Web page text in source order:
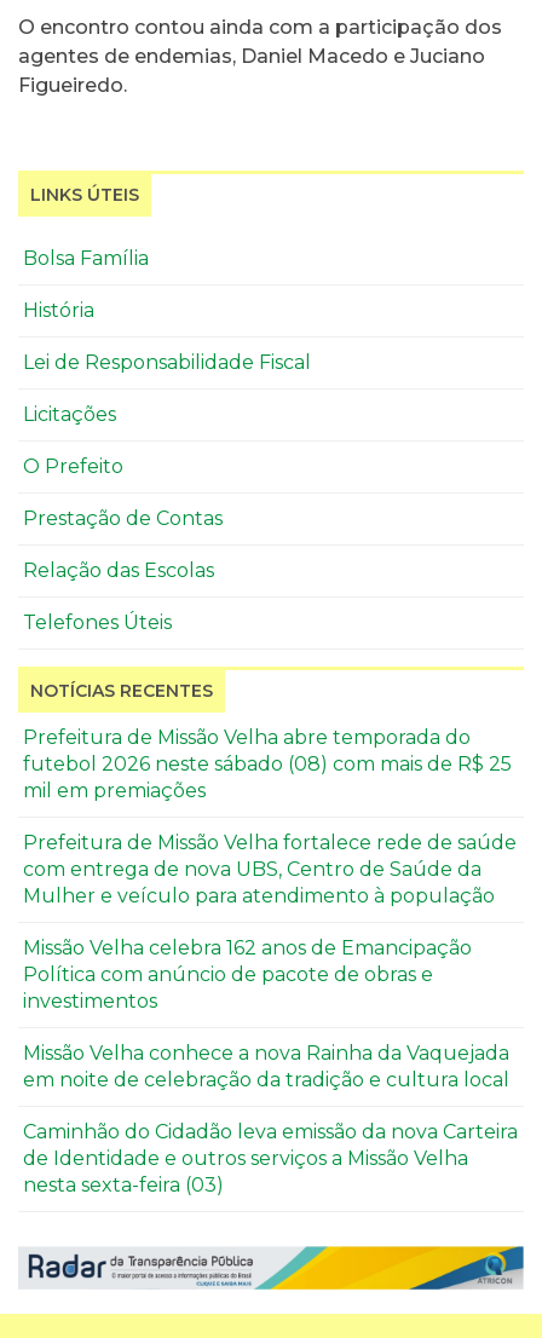
O encontro contou ainda com a participação dos
agentes de endemias, Daniel Macedo e Juciano
Figueiredo.
LINKS ÚTEIS
Bolsa Família
História
Lei de Responsabilidade Fiscal
Licitações
O Prefeito
Prestação de Contas
Relação das Escolas
Telefones Úteis
NOTÍCIAS RECENTES
Prefeitura de Missão Velha abre temporada do
futebol 2026 neste sábado (08) com mais de R$ 25
mil em premiações
Prefeitura de Missão Velha fortalece rede de saúde
com entrega de nova UBS, Centro de Saúde da
Mulher e veículo para atendimento à população
Missão Velha celebra 162 anos de Emancipação
Política com anúncio de pacote de obras e
investimentos
Missão Velha conhece a nova Rainha da Vaquejada
em noite de celebração da tradição e cultura local
Caminhão do Cidadão leva emissão da nova Carteira
de Identidade e outros serviços a Missão Velha
nesta sexta-feira (03)